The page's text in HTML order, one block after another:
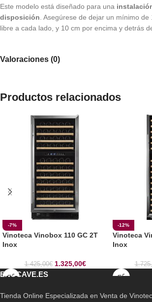
Este modelo está diseñado para una
disposición . Asegúrese de dejar un mínimo
libre a cada lado, y 10 cm por encima y detrás
Valoraciones (0)
Productos relacionados
-7%
Vinoteca Vinobox 110 GC 2T
Inox
1.425,00€ 1.325,00€
-12%
Vinoteca
Inox
ENOCAVE.ES
Tienda Online Especializada en Venta de